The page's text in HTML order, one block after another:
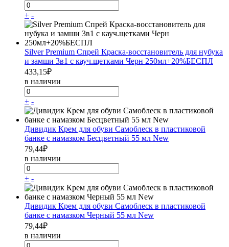
+ -
Silver Premium Спрей Краска-восстановитель для нубука
и замши 3в1 с кауч.щетками Черн 250мл+20%БЕСПЛ
433,15₽
в наличии
+ -
Дивидик Крем для обуви Самоблеск в пластиковой
банке с намазком Бесцветный 55 мл New
79,44₽
в наличии
+ -
Дивидик Крем для обуви Самоблеск в пластиковой
банке с намазком Черный 55 мл New
79,44₽
в наличии